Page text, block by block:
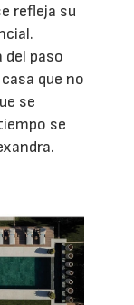
refleja su
del paso
que no
se
se